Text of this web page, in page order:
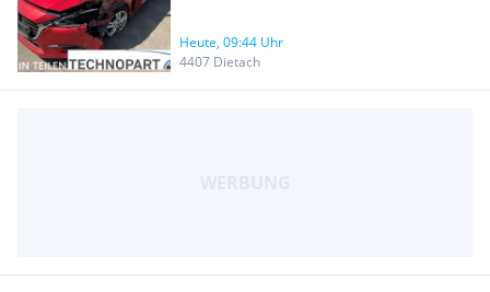
Heute, 09:44 Uhr
4407 Dietach